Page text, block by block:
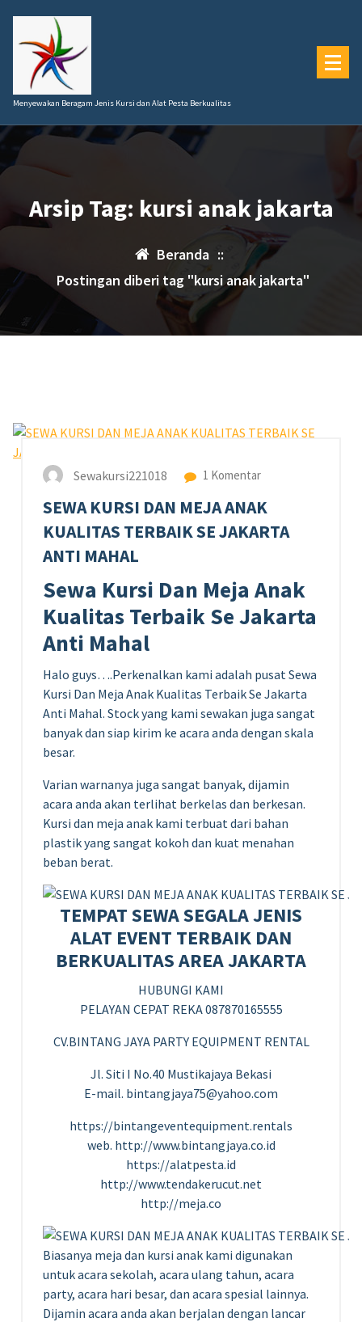
konten
Menyewakan Beragam Jenis Kursi dan Alat Pesta Berkualitas
Arsip Tag: kursi anak jakarta
Beranda ::
Postingan diberi tag "kursi anak jakarta"
Sewakursi221018 1 Komentar
SEWA KURSI DAN MEJA ANAK
KUALITAS TERBAIK SE JAKARTA
ANTI MAHAL
Sewa Kursi Dan Meja Anak
Kualitas Terbaik Se Jakarta
Anti Mahal
Halo guys….Perkenalkan kami adalah pusat Sewa
Kursi Dan Meja Anak Kualitas Terbaik Se Jakarta
Anti Mahal. Stock yang kami sewakan juga sangat
banyak dan siap kirim ke acara anda dengan skala
besar.
Varian warnanya juga sangat banyak, dijamin
acara anda akan terlihat berkelas dan berkesan.
Kursi dan meja anak kami terbuat dari bahan
plastik yang sangat kokoh dan kuat menahan
beban berat.
TEMPAT SEWA SEGALA JENIS
ALAT EVENT TERBAIK DAN
BERKUALITAS AREA JAKARTA
HUBUNGI KAMI
PELAYAN CEPAT REKA 087870165555
CV.BINTANG JAYA PARTY EQUIPMENT RENTAL
Jl. Siti I No.40 Mustikajaya Bekasi
E-mail. bintangjaya75@yahoo.com
https://bintangeventequipment.rentals
web. http://www.bintangjaya.co.id
https://alatpesta.id
http://www.tendakerucut.net
http://meja.co
Biasanya meja dan kursi anak kami digunakan
untuk acara sekolah, acara ulang tahun, acara
party, acara hari besar, dan acara spesial lainnya.
Dijamin acara anda akan berjalan dengan lancar